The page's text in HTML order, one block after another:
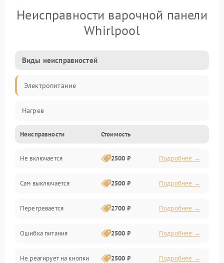
Неисправности варочной панели
Whirlpool
Виды неисправностей
Электропитание
Нагрев
Неисправности Стоимость
Не включается 2500 ₽ Подробнее →
Сам выключается 2500 ₽ Подробнее →
Перегревается 2700 ₽ Подробнее →
Ошибка питания 2500 ₽ Подробнее →
Не реагирует на кнопки 2500 ₽ Подробнее →